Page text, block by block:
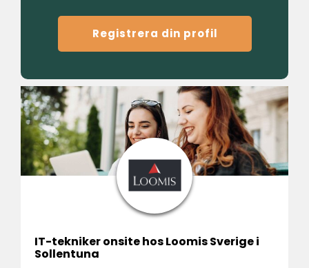
Registrera din profil
IT-tekniker onsite hos Loomis Sverige i
Sollentuna